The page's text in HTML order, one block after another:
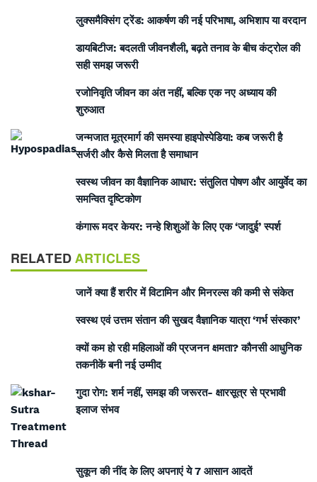
लुक्समैक्सिंग ट्रेंड: आकर्षण की नई परिभाषा, अभिशाप या वरदान
डायबिटीज: बदलती जीवनशैली, बढ़ते तनाव के बीच कंट्रोल की
सही समझ जरूरी
रजोनिवृति जीवन का अंत नहीं, बल्कि एक नए अध्याय की
शुरुआत
जन्मजात मूत्रमार्ग की समस्या हाइपोस्पेडिया: कब जरूरी है
सर्जरी और कैसे मिलता है समाधान
स्वस्थ जीवन का वैज्ञानिक आधार: संतुलित पोषण और आयुर्वेद का
समन्वित दृष्टिकोण
कंगारू मदर केयर: नन्हे शिशुओं के लिए एक ‘जादुई’ स्पर्श
RELATED ARTICLES
जानें क्या हैं शरीर में विटामिन और मिनरल्स की कमी से संकेत
स्वस्थ एवं उत्तम संतान की सुखद वैज्ञानिक यात्रा ‘गर्भ संस्कार’
क्यों कम हो रही महिलाओं की प्रजनन क्षमता? कौनसी आधुनिक
तकनीकें बनी नई उम्मीद
गुदा रोग: शर्म नहीं, समझ की जरूरत- क्षारसूत्र से प्रभावी
इलाज संभव
सुकून की नींद के लिए अपनाएं ये 7 आसान आदतें